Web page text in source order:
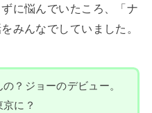
に悩んでいたころ、「ナ
みんなでしていました。
？ジョーのデビュー。
に？